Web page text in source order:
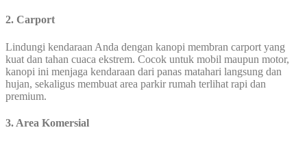
2. Carport
Lindungi kendaraan Anda dengan kanopi membran carport yang
kuat dan tahan cuaca ekstrem. Cocok untuk mobil maupun motor,
kanopi ini menjaga kendaraan dari panas matahari langsung dan
hujan, sekaligus membuat area parkir rumah terlihat rapi dan
premium.
3. Area Komersial